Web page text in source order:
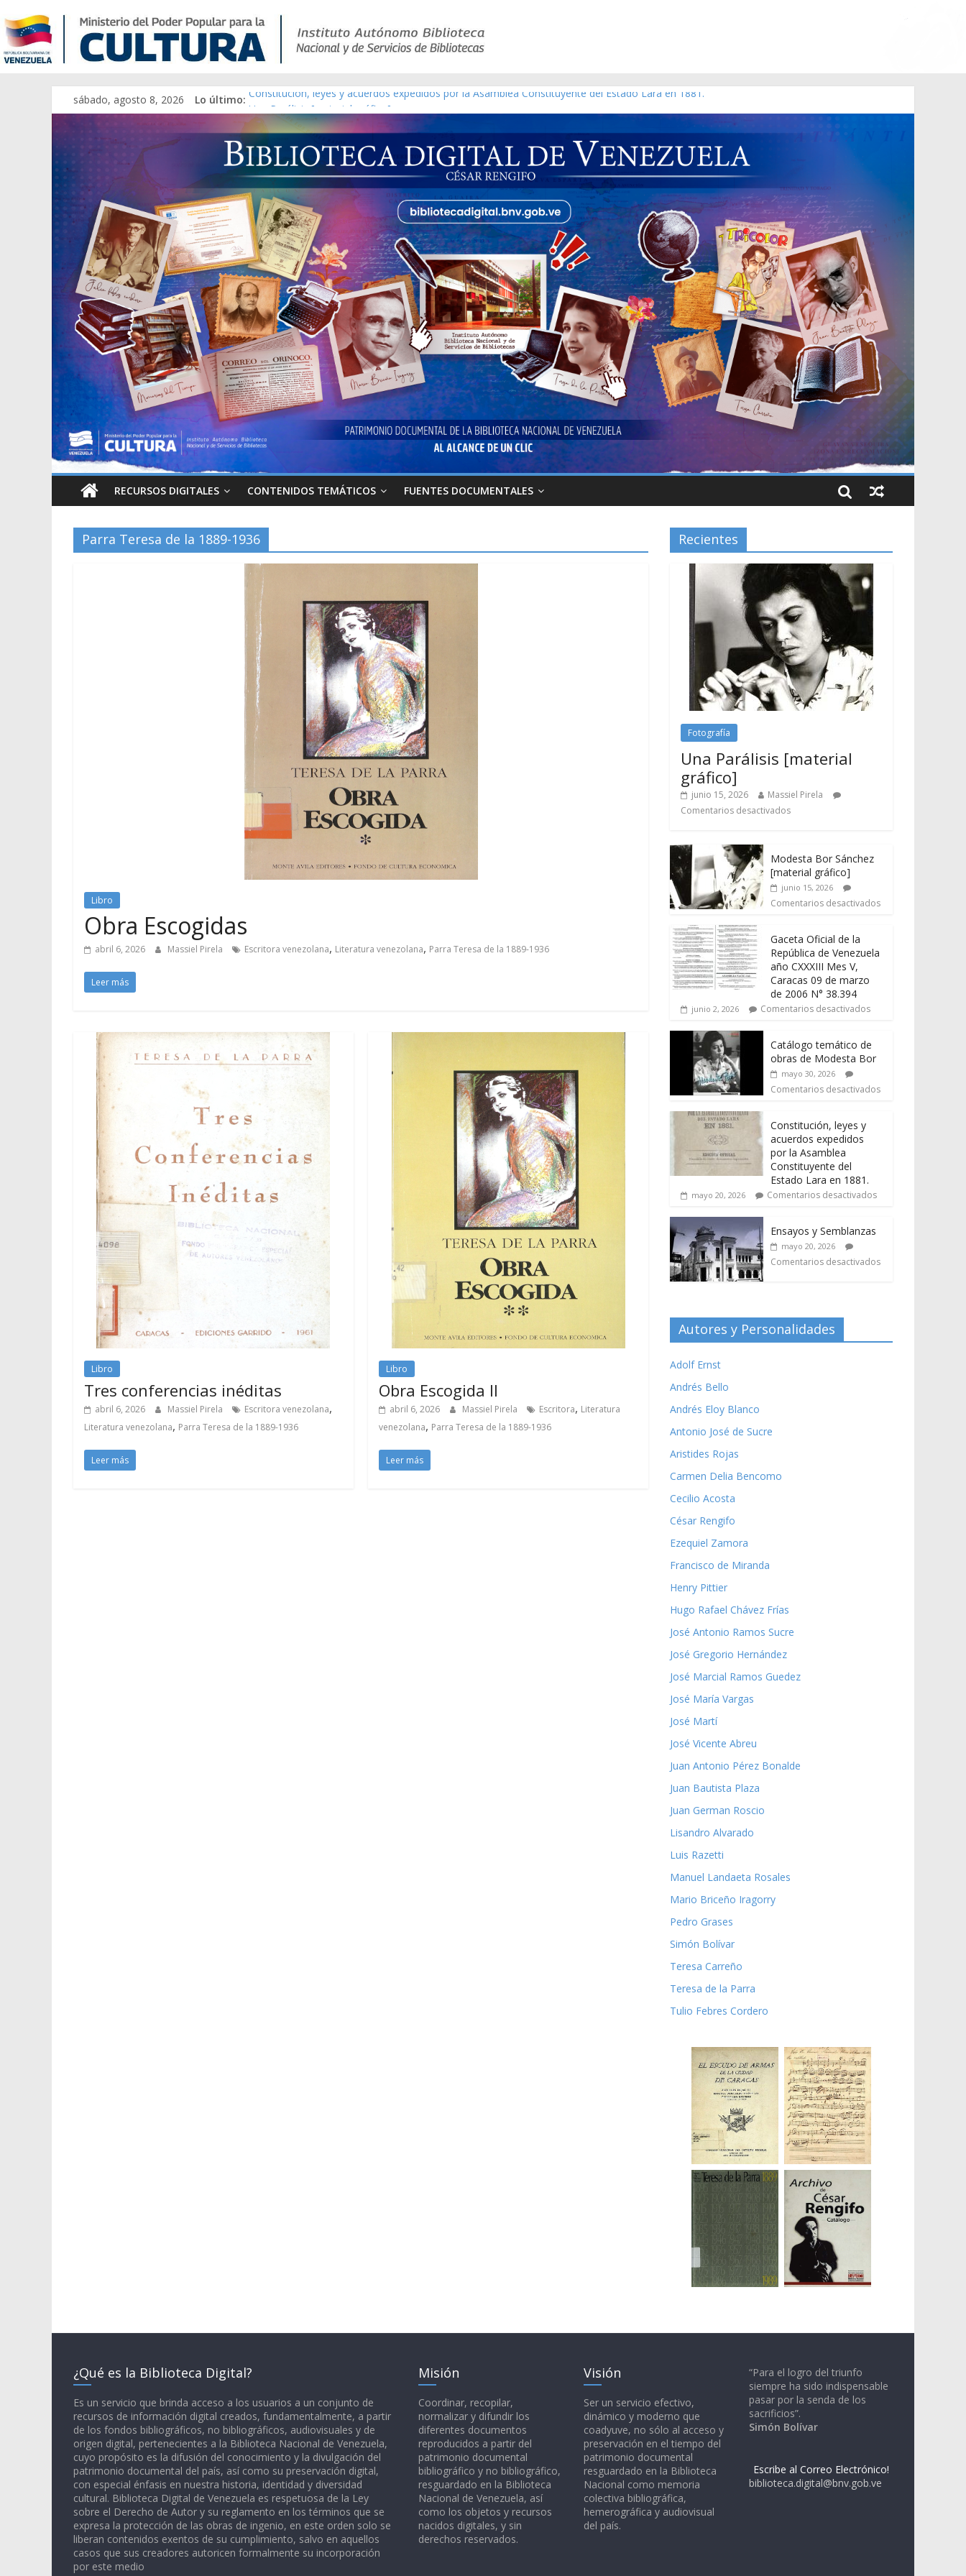
sábado, agosto 8, 2026 Lo último: Constitución, leyes y acuerdos expedidos por la Asamblea Constituyente del Estado Lara en 1881.
Una Parálisis [material gráfico]
Modesta Bor Sánchez [material gráfico]
Gaceta Oficial de la República de Venezuela año CXXXIII Mes V, Caracas 09 de marzo de 2006 N° 38.394
Catálogo temático de obras de Modesta Bor
RECURSOS DIGITALES CONTENIDOS TEMÁTICOS FUENTES DOCUMENTALES
Parra Teresa de la 1889-1936
Libro
Obra Escogidas
abril 6, 2026 Massiel Pirela Escritora venezolana, Literatura venezolana, Parra Teresa de la 1889-1936
Leer más
Libro
Tres conferencias inéditas
abril 6, 2026 Massiel Pirela Escritora venezolana,
Literatura venezolana, Parra Teresa de la 1889-1936
Leer más
Libro
Obra Escogida II
abril 6, 2026 Massiel Pirela Escritora, Literatura
venezolana, Parra Teresa de la 1889-1936
Leer más
Recientes
Fotografía
Una Parálisis [material
gráfico]
junio 15, 2026
Massiel Pirela
Comentarios desactivados
Modesta Bor Sánchez
[material gráfico]
junio 15, 2026
Comentarios desactivados
Gaceta Oficial de la
República de Venezuela
año CXXXIII Mes V,
Caracas 09 de marzo
de 2006 N° 38.394
junio 2, 2026 Comentarios desactivados
Catálogo temático de
obras de Modesta Bor
mayo 30, 2026
Comentarios desactivados
Constitución, leyes y
acuerdos expedidos
por la Asamblea
Constituyente del
Estado Lara en 1881.
mayo 20, 2026 Comentarios desactivados
Ensayos y Semblanzas
mayo 20, 2026
Comentarios desactivados
Autores y Personalidades
Adolf Ernst
Andrés Bello
Andrés Eloy Blanco
Antonio José de Sucre
Aristides Rojas
Carmen Delia Bencomo
Cecilio Acosta
César Rengifo
Ezequiel Zamora
Francisco de Miranda
Henry Pittier
Hugo Rafael Chávez Frías
José Antonio Ramos Sucre
José Gregorio Hernández
José Marcial Ramos Guedez
José María Vargas
José Martí
José Vicente Abreu
Juan Antonio Pérez Bonalde
Juan Bautista Plaza
Juan German Roscio
Lisandro Alvarado
Luis Razetti
Manuel Landaeta Rosales
Mario Briceño Iragorry
Pedro Grases
Simón Bolívar
Teresa Carreño
Teresa de la Parra
Tulio Febres Cordero
¿Qué es la Biblioteca Digital?
Es un servicio que brinda acceso a los usuarios a un conjunto de
recursos de información digital creados, fundamentalmente, a partir
de los fondos bibliográficos, no bibliográficos, audiovisuales y de
origen digital, pertenecientes a la Biblioteca Nacional de Venezuela,
cuyo propósito es la difusión del conocimiento y la divulgación del
patrimonio documental del país, así como su preservación digital,
con especial énfasis en nuestra historia, identidad y diversidad
cultural. Biblioteca Digital de Venezuela es respetuosa de la Ley
sobre el Derecho de Autor y su reglamento en los términos que se
expresa la protección de las obras de ingenio, en este orden solo se
liberan contenidos exentos de su cumplimiento, salvo en aquellos
casos que sus creadores autoricen formalmente su incorporación
por este medio
Misión
Coordinar, recopilar,
normalizar y difundir los
diferentes documentos
reproducidos a partir del
patrimonio documental
bibliográfico y no bibliográfico,
resguardado en la Biblioteca
Nacional de Venezuela, así
como los objetos y recursos
nacidos digitales, y sin
derechos reservados.
Visión
Ser un servicio efectivo,
dinámico y moderno que
coadyuve, no sólo al acceso y
preservación en el tiempo del
patrimonio documental
resguardado en la Biblioteca
Nacional como memoria
colectiva bibliográfica,
hemerográfica y audiovisual
del país.
“Para el logro del triunfo
siempre ha sido indispensable
pasar por la senda de los
sacrificios”.
Simón Bolívar
Escribe al Correo Electrónico!
biblioteca.digital@bnv.gob.ve